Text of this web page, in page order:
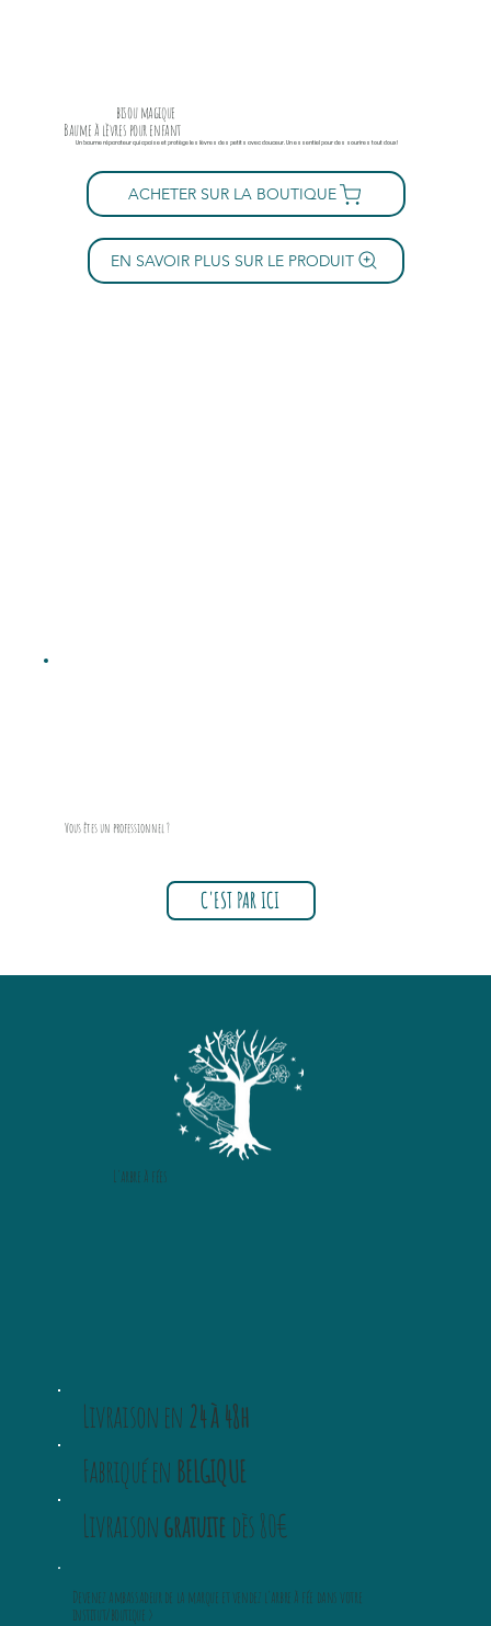
Vous êtes un professionnel ?
C'EST PAR ICI
bisou magique
Baume à lèvres pour enfant
Un baume réparateur qui apaise et protège les lèvres des petits avec douceur. Un essentiel pour des sourires tout doux !
ACHETER SUR LA BOUTIQUE
EN SAVOIR PLUS SUR LE PRODUIT
Livraison en 24 à 48h
Fabriqué en BELGIQUE
Livraisongratuite dès 80€
Devenez ambassadeurde la marque et vendez l'arbre à fée dans votre
institut/boutique >
L'arbre à fées